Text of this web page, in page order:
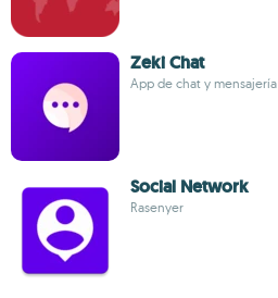
Zeki Chat
App de chat y mensajería
Social Network
Rasenyer